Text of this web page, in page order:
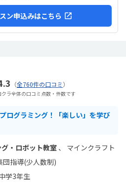
ン申込みはこちら
（全760件の口コミ）
ラ全体の口コミ点数・件数です
ログラミング！「楽しい」を学び
・ロボット教室
マインクラフト
団指導(少人数制)
学3年生